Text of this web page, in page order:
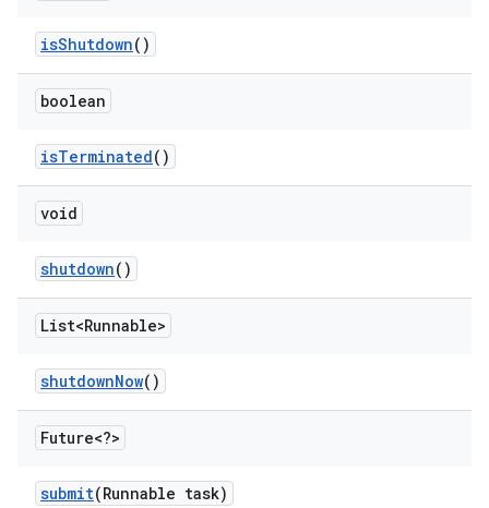
isShutdown()
boolean
isTerminated()
void
shutdown()
List<Runnable>
shutdownNow()
Future<?>
submit(Runnable task)